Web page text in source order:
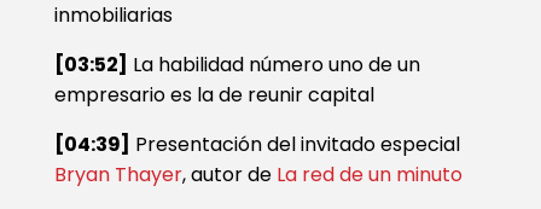
inmobiliarias
[03:52] La habilidad número uno de un
empresario es la de reunir capital
[04:39] Presentación del invitado especial
Bryan Thayer, autor de La red de un minuto